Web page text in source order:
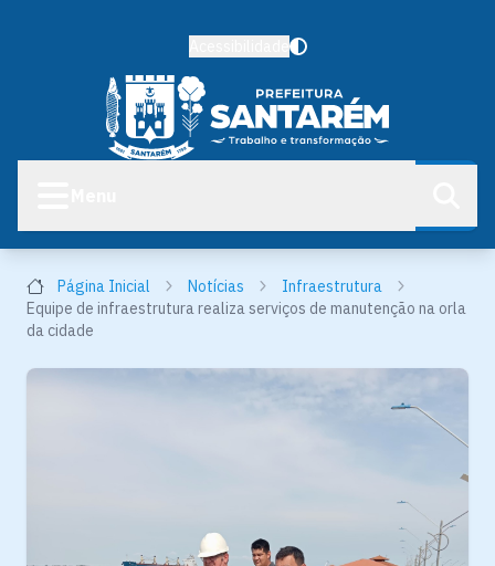
Página Inicial Notícias
Infraestrutura
Equipe de infraestrutura realiza serviços de manutenção na orla
da cidade